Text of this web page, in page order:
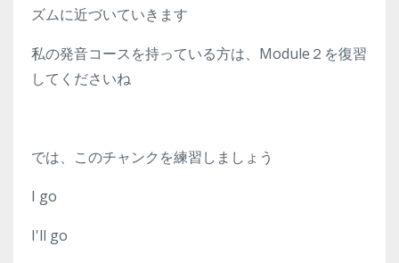
ズムに近づいていきます
私の発音コースを持っている方は、Module２を復習
してくださいね
では、このチャンクを練習しましょう
I go
I'll go